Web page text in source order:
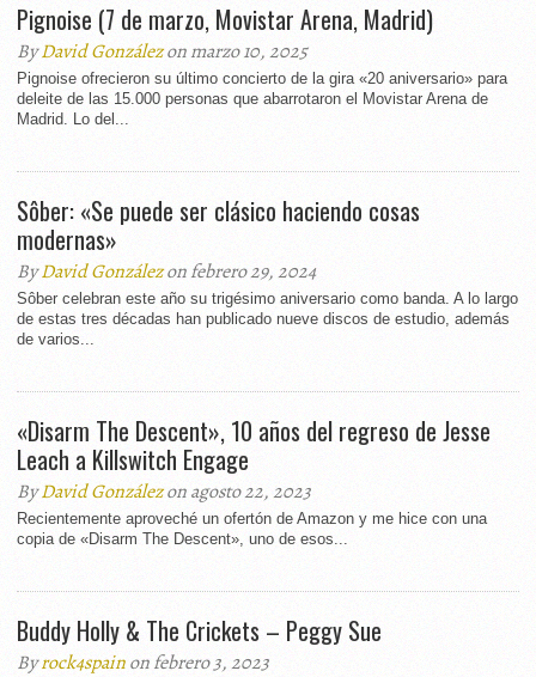
Pignoise (7 de marzo, Movistar Arena, Madrid)
ByDavid Gonzálezon marzo 10, 2025
Pignoise ofrecieron su último concierto de la gira «20 aniversario» para
deleite de las 15.000 personas que abarrotaron el Movistar Arena de
Madrid. Lo del...
Sôber: «Se puede ser clásico haciendo cosas
modernas»
ByDavid Gonzálezon febrero 29, 2024
Sôber celebran este año su trigésimo aniversario como banda. A lo largo
de estas tres décadas han publicado nueve discos de estudio, además
de varios...
«Disarm The Descent», 10 años del regreso de Jesse
Leach a Killswitch Engage
ByDavid Gonzálezon agosto 22, 2023
Recientemente aproveché un ofertón de Amazon y me hice con una
copia de «Disarm The Descent», uno de esos...
Buddy Holly & The Crickets – Peggy Sue
Byrock4spainon febrero 3, 2023